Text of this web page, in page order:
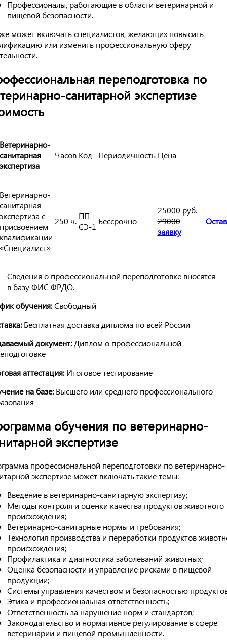
Профессионалы, работающие в области ветеринарной и
пищевой безопасности.
может включать специалистов, желающих повысить
или изменить профессиональную сферу
переподготовка по
санитарной экспертизе
Часов Код Периодичность Цена
с
250 ч. ПП-
СЭ-1
Бессрочно
25000 руб.
29000
заявку
Сведения о профессиональной переподготовке вносятся
в базу ФИС ФРДО.
обучения:Свободный
Бесплатная доставка диплома по всей России
документ:Диплом о профессиональной
аттестация:Итоговое тестирование
на базе:Высшего или среднего профессионального
обучения по ветеринарно-
экспертизе
профессиональной переподготовки по ветеринарно-
экспертизе может включать такие темы:
Введение в ветеринарно-санитарную экспертизу;
Методы контроля и оценки качества продуктов животного
происхождения;
Ветеринарно-санитарные нормы и требования;
Технология производства и переработки продуктов
происхождения;
Профилактика и диагностика заболеваний животных;
Оценка безопасности и управление рисками в пищевой
продукции;
Системы управления качеством и безопасностью
Этика и профессиональная ответственность;
Ответственность за нарушение норм и стандартов;
Законодательство и нормативное регулирование в сфере
ветеринарии и пищевой промышленности.